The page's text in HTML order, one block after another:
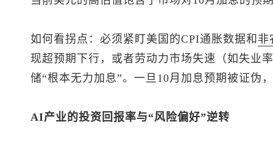
如何看拐点：必须紧盯美国的CPI通胀数据和 非
现超预期下行，或者劳动力市场失速（如失业
储“根本无力加息”。一旦10月加息预期被证伪
AI产业的投资回报率与“风险偏好”逆转